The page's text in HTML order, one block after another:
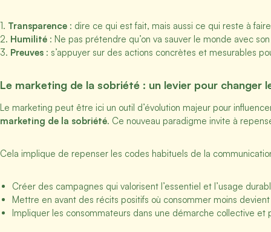
1. Transparence : dire ce qui est fait, mais aussi ce qui reste à
2. Humilité : Ne pas prétendre qu’on va sauver le monde avec
3. Preuves : s’appuyer sur des actions concrètes et mesurables
Le marketing de la sobriété : un levier pour changer
Le marketing peut être ici un outil d’évolution majeur pour
marketing de la sobriété. Ce nouveau paradigme invite à
Cela implique de repenser les codes habituels de la
Créer des campagnes qui valorisent l’essentiel et l’usage
Mettre en avant des récits positifs où consommer moins
Impliquer les consommateurs dans une démarche collective et